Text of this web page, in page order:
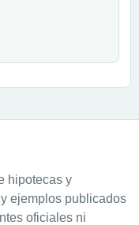
hipotecas y
ejemplos publicados
oficiales ni